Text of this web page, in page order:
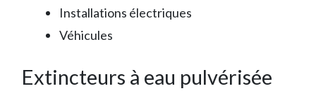
Installations électriques
Véhicules
Extincteurs à eau pulvérisée